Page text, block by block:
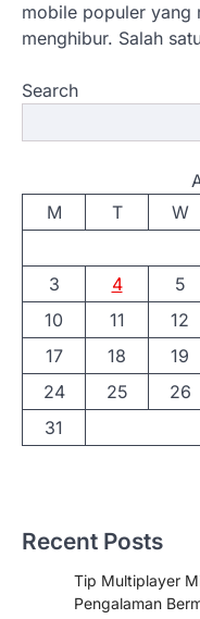
mobile populer yang
menghibur. Salah
Search
M
T W
3
4 5
10
11 12
17
18 19
24
25 26
31
Recent Posts
Tip Multiplayer
Pengalaman